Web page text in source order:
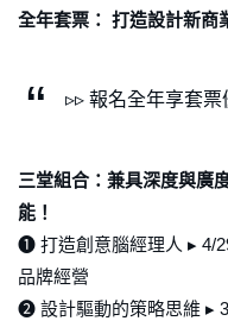
全年套票： 打造設計新商
▹▹ 報名全年享套
三堂組合：兼具深度與廣
能！
❶ 打造創意腦經理人 ▸ 4/
品牌經營
❷ 設計驅動的策略思維 ▸